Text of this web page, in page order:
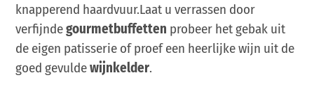
knapperend haardvuur.Laat u verrassen door
verfijndegourmetbuffetten probeer het gebak uit
de eigen patisserie of proef een heerlijke wijn uit de
goed gevuldewijnkelder.